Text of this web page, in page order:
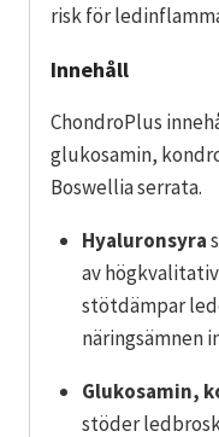
risk för
Innehåll
ChondroPlus
glukosamin,
Boswellia serrata.
Hyaluronsyra
av
stötdämpar
näringsämnen
Glukosamin,
stöder